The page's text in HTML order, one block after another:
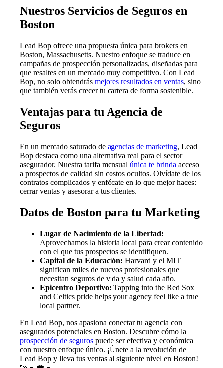
Nuestros Servicios de Seguros en
Boston
Lead Bop ofrece una propuesta única para brokers en
Boston, Massachusetts. Nuestro enfoque se traduce en
campañas de prospección personalizadas, diseñadas para
que resaltes en un mercado muy competitivo. Con Lead
Bop, no solo obtendrás mejores resultados en ventas, sino
que también verás crecer tu cartera de forma sostenible.
Ventajas para tu Agencia de
Seguros
En un mercado saturado de agencias de marketing, Lead
Bop destaca como una alternativa real para el sector
asegurador. Nuestra tarifa mensual única te brinda acceso
a prospectos de calidad sin costos ocultos. Olvídate de los
contratos complicados y enfócate en lo que mejor haces:
cerrar ventas y asesorar a tus clientes.
Datos de Boston para tu Marketing
Lugar de Nacimiento de la Libertad:
Aprovechamos la historia local para crear contenido
con el que tus prospectos se identifiquen.
Capital de la Educación: Harvard y el MIT
significan miles de nuevos profesionales que
necesitan seguros de vida y salud cada año.
Epicentro Deportivo: Tapping into the Red Sox
and Celtics pride helps your agency feel like a true
local partner.
En Lead Bop, nos apasiona conectar tu agencia con
asegurados potenciales en Boston. Descubre cómo la
prospección de seguros puede ser efectiva y económica
con nuestro enfoque único. ¡Únete a la revolución de
Lead Bop y lleva tus ventas al siguiente nivel en Boston!